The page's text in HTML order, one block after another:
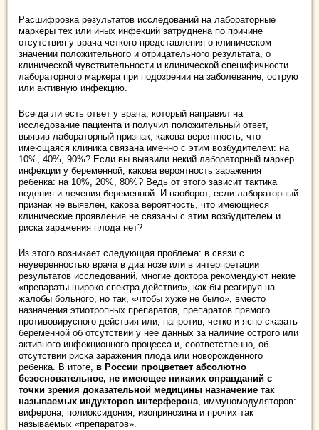
Расшифровка результатов исследований на лабораторные
маркеры тех или иных инфекций затруднена по причине
отсутствия у врача четкого представления о клиническом
значении положительного и отрицательного результата, о
клинической чувствительности и клинической специфичности
лабораторного маркера при подозрении на заболевание, острую
или активную инфекцию.
Всегда ли есть ответ у врача, который направил на
исследование пациента и получил положительный ответ,
выявив лабораторный признак, какова вероятность, что
имеющаяся клиника связана именно с этим возбудителем: на
10%, 40%, 90%? Если вы выявили некий лабораторный маркер
инфекции у беременной, какова вероятность заражения
ребенка: на 10%, 20%, 80%? Ведь от этого зависит тактика
ведения и лечения беременной. И наоборот, если лабораторный
признак не выявлен, какова вероятность, что имеющиеся
клинические проявления не связаны с этим возбудителем и
риска заражения плода нет?
Из этого возникает следующая проблема: в связи с
неуверенностью врача в диагнозе или в интерпретации
результатов исследований, многие доктора рекомендуют некие
«препараты широко спектра действия», как бы реагируя на
жалобы больного, но так, «чтобы хуже не было», вместо
назначения этиотропных препаратов, препаратов прямого
противовирусного действия или, напротив, четко и ясно сказать
беременной об отсутствии у нее данных за наличие острого или
активного инфекционного процесса и, соответственно, об
отсутствии риска заражения плода или новорожденного
ребенка. В итоге, в России процветает абсолютно
безосновательное, не имеющее никаких оправданий с
точки зрения доказательной медицины назначение так
называемых индукторов интерферона, иммуномодуляторов:
виферона, полиоксидония, изопринозина и прочих так
называемых «препаратов».